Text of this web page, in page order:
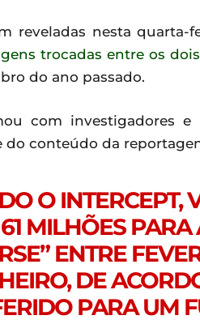
reveladas nesta quarta-
trocadas entre os
do ano passado.
com investigadores e
do conteúdo da
O INTERCEPT,
MILHÕES
ENTRE
DE
PARA UM